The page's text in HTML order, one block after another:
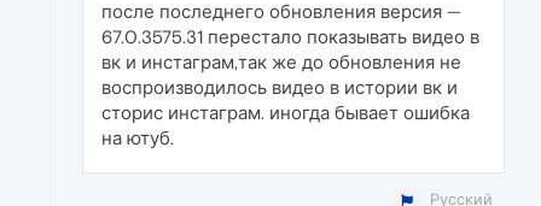
после последнего обновления версия —
67.0.3575.31 перестало показывать видео в
вк и инстаграм,так же до обновления не
воспроизводилось видео в истории вк и
сторис инстаграм. иногда бывает ошибка
на ютуб.
Русский